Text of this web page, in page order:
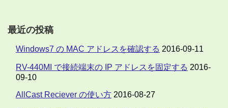
最近の投稿
Windows7 の MAC アドレスを確認する 2016-09-11
RV-440MI で接続端末の IP アドレスを固定する 2016-
09-10
AllCast Reciever の使い方 2016-08-27